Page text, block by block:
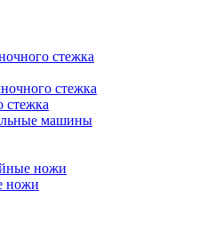
стежка
стежка
стежка
машины
ножи
ножи